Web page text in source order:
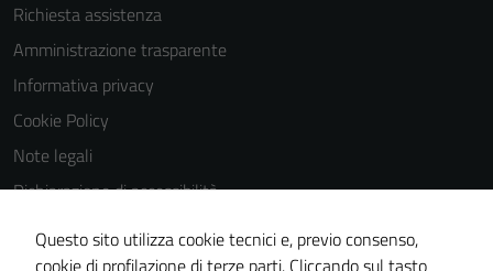
Richiesta assistenza
Amministrazione trasparente
Informativa privacy
Cookie Policy
Note legali
Dichiarazione di accessibilità
Dichiarazione di accessibilità Servizi
Whistleblowing
Questo sito utilizza cookie tecnici e, previo consenso,
cookie di profilazione di terze parti. Cliccando sul tasto